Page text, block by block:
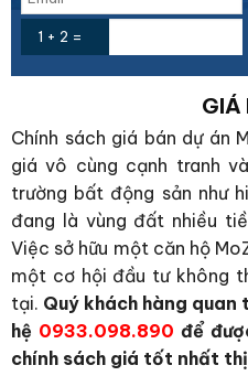
1 + 2 =
GIÁ
Chính sách giá bán dự án
giá vô cùng cạnh tranh
trường bất động sản như
đang là vùng đất nhiều
Việc sở hữu một căn hộ
một cơ hội đầu tư không
tại. Quý khách hàng quan
hệ 0933.098.890 để
chính sách giá tốt nhất